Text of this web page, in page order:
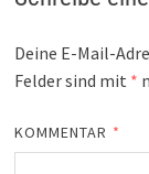
Deine E-Mail-
Felder sind mit *
KOMMENTAR *